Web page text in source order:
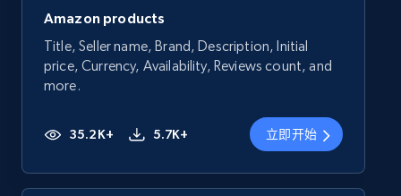
Amazon products
Title, Seller name, Brand, Description, Initial
price, Currency, Availability, Reviews count, and
more.
35.2K+ 5.7K+ 立即开始